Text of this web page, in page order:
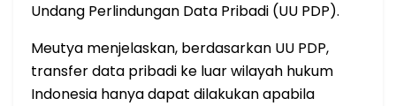
Undang Perlindungan Data Pribadi (UU PDP).
Meutya menjelaskan, berdasarkan UU PDP,
transfer data pribadi ke luar wilayah hukum
Indonesia hanya dapat dilakukan apabila